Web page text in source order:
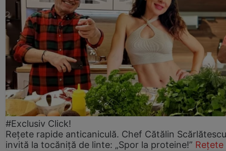
#Exclusiv Click!
Rețete rapide anticaniculă. Chef Cătălin
invită la tocăniță de linte: „Spor la proteine!” Rețete